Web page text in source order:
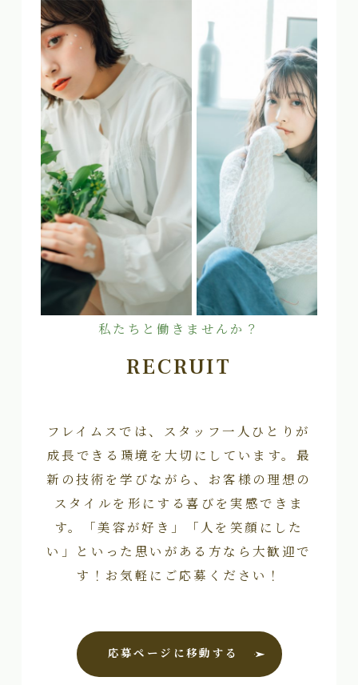
私たちと働きませんか？
RECRUIT
フレイムスでは、スタッフ一人ひとりが
成長できる環境を大切にしています。最
新の技術を学びながら、お客様の理想の
スタイルを形にする喜びを実感できま
す。「美容が好き」「人を笑顔にした
い」といった思いがある方なら大歓迎で
す！お気軽にご応募ください！
応募ページに移動する